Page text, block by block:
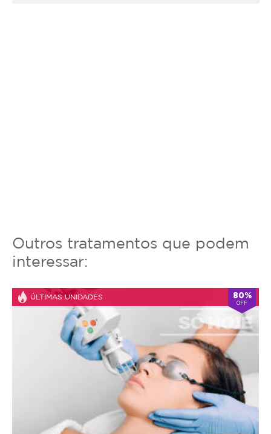
Outros tratamentos que podem
interessar:
ÚLTIMAS UNIDADES 80%
OFF